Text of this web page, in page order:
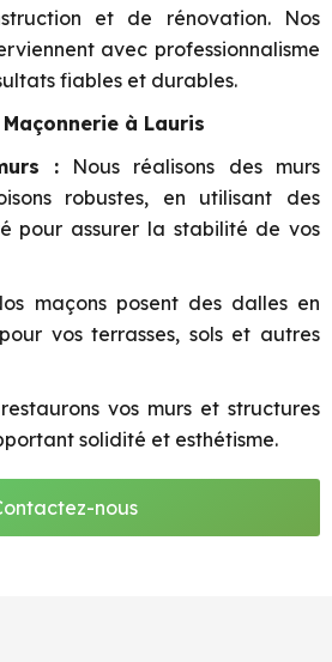
et de rénovation. Nos
avec professionnalisme
fiables et durables.
à Lauris
:Nous réalisons des murs
robustes, en utilisant des
pour assurer la stabilité de vos
maçons posent des dalles en
vos terrasses, sols et autres
vos murs et structures
solidité et esthétisme.
nous